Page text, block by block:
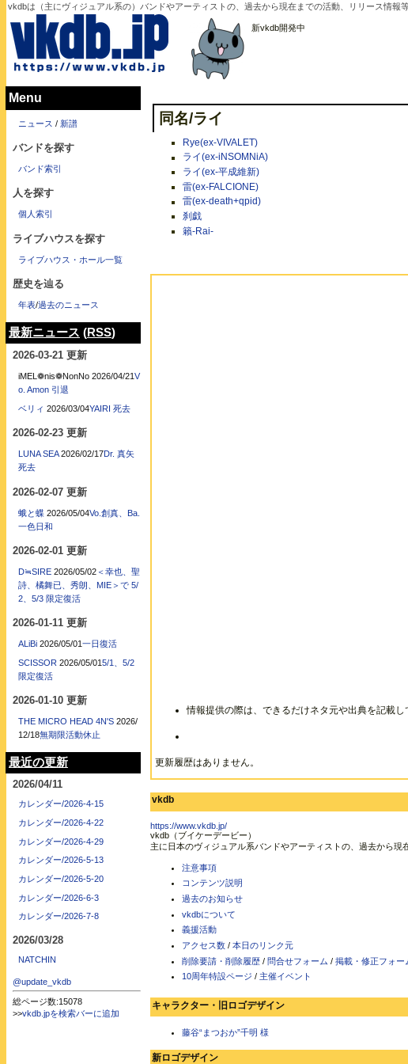
vkdbは（主にヴィジュアル系の）バンドやアーティストの、過去から現在までの活動、リリース情報
新vkdb開発中
同名/ライ
Rye(ex-VIVALET)
ライ(ex-iNSOMNiA)
ライ(ex-平成維新)
雷(ex-FALCIONE)
雷(ex-death+qpid)
刹戯
籟-Rai-
情報提供の際は、できるだけネタ元や出典を記載
更新履歴はありません。
vkdb
https://www.vkdb.jp/
vkdb（ブイケーデービー）
主に日本のヴィジュアル系バンドやアーティストの、過去から現
注意事項
コンテンツ説明
過去のお知らせ
vkdbについて
義援活動
アクセス数 / 本日のリンク元
削除要請・削除履歴 / 問合せフォーム / 掲載・修正フォー
10周年特設ページ / 主催イベント
キャラクター・旧ロゴデザイン
藤谷“まつおか”千明 様
新ロゴデザイン
Menu
ニュース / 新譜
バンドを探す
バンド索引
人を探す
個人索引
ライブハウスを探す
ライブハウス・ホール一覧
歴史を辿る
年表/過去のニュース
最新ニュース (RSS)
2026-03-21 更新
iMEL❁nis❁NonNo 2026/04/21 V
o. Amon 引退
ベリィ 2026/03/04YAIRI 死去
2026-02-23 更新
LUNA SEA 2026/02/17Dr. 真矢
死去
2026-02-07 更新
蛾と蝶 2026/05/04Vo.創真、Ba.
一色日和
2026-02-01 更新
D≒SIRE 2026/05/02＜幸也、聖
詩、橘舞已、秀朗、MIE＞で 5/
2、5/3 限定復活
2026-01-11 更新
ALiBi 2026/05/01一日復活
SCISSOR 2026/05/015/1、5/2
限定復活
2026-01-10 更新
THE MICRO HEAD 4N'S 2026/
12/18無期限活動休止
最近の更新
2026/04/11
カレンダー/2026-4-15
カレンダー/2026-4-22
カレンダー/2026-4-29
カレンダー/2026-5-13
カレンダー/2026-5-20
カレンダー/2026-6-3
カレンダー/2026-7-8
2026/03/28
NATCHIN
@update_vkdb
総ページ数:15078
>>vkdb.jpを検索バーに追加